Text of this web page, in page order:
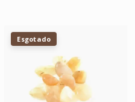
Esgotado